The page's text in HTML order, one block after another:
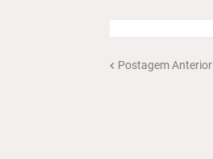
Postagem Anterior